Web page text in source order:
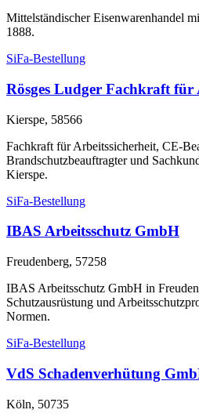
Mittelständischer Eisenwarenhandel
1888.
SiFa-Bestellung
Rösges Ludger Fachkraft für
Kierspe, 58566
Fachkraft für Arbeitssicherheit, CE-
Brandschutzbeauftragter und
Kierspe.
SiFa-Bestellung
IBAS Arbeitsschutz GmbH
Freudenberg, 57258
IBAS Arbeitsschutz GmbH in
Schutzausrüstung und
Normen.
SiFa-Bestellung
VdS Schadenverhütung
Köln, 50735